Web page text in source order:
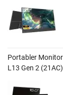
Portabler
L13 Gen 2 (21AC)